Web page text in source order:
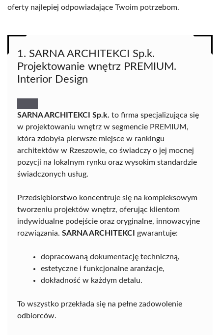
oferty najlepiej odpowiadające Twoim potrzebom.
1. SARNA ARCHITEKCI Sp.k.
Projektowanie wnętrz PREMIUM.
Interior Design
SARNA ARCHITEKCI Sp.k. to firma specjalizująca się
w projektowaniu wnętrz w segmencie PREMIUM,
która zdobyła pierwsze miejsce w rankingu
architektów w Rzeszowie, co świadczy o jej mocnej
pozycji na lokalnym rynku oraz wysokim standardzie
świadczonych usług.
Przedsiębiorstwo koncentruje się na kompleksowym
tworzeniu projektów wnętrz, oferując klientom
indywidualne podejście oraz oryginalne, innowacyjne
rozwiązania. SARNA ARCHITEKCI gwarantuje:
dopracowaną dokumentację techniczną,
estetyczne i funkcjonalne aranżacje,
dokładność w każdym detalu.
To wszystko przekłada się na pełne zadowolenie
odbiorców.